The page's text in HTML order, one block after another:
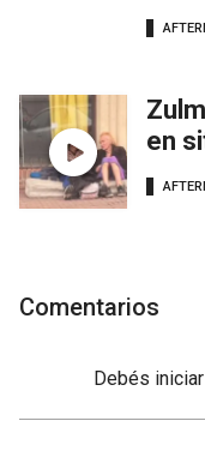
en
Comentarios
Debés